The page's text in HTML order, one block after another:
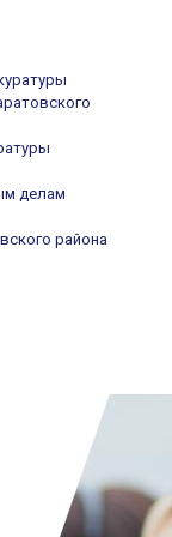
делам
района